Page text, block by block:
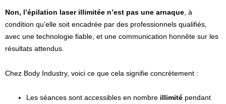
Non, l’épilation laser illimitée n’est pas une arnaque , à
condition qu’elle soit encadrée par des professionnels qualifiés,
avec une technologie fiable, et une communication honnête sur les
résultats attendus.
Chez Body Industry, voici ce que cela signifie concrètement :
Les séances sont accessibles en nombre illimité pendant